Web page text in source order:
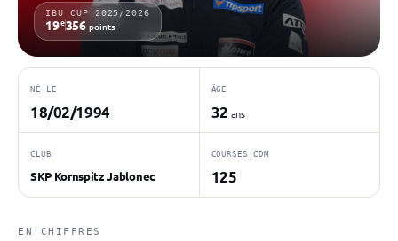
IBU CUP 2025/2026
19e356 points
NÉ LE
18/02/1994
ÂGE
32 ans
CLUB
SKP Kornspitz Jablonec
COURSES CDM
125
EN CHIFFRES